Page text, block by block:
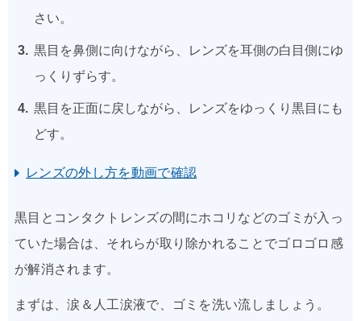
さい。
黒目を鼻側に向けながら、レンズを耳側の白目側にゆ
っくりずらす。
黒目を正面に戻しながら、レンズをゆっくり黒目にも
どす。
レンズの外し方を動画で確認
黒目とコンタクトレンズの間にホコリなどのゴミが入っ
ていた場合は、それらが取り除かれることでゴロゴロ感
が解消されます。
まずは、涙＆人工涙液で、ゴミを洗い流しましょう。